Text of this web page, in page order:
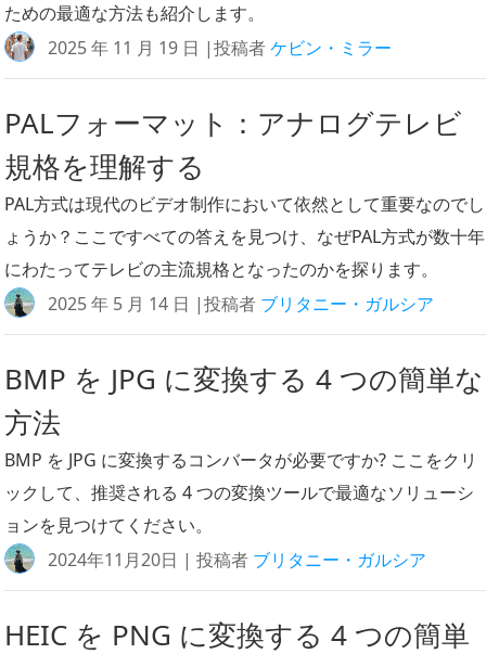
ための最適な方法も紹介します。
2025 年 11 月 19 日 |投稿者ケビン・ミラー
PALフォーマット：アナログテレビ
規格を理解する
PAL方式は現代のビデオ制作において依然として重要なのでし
ょうか？ここですべての答えを見つけ、なぜPAL方式が数十年
にわたってテレビの主流規格となったのかを探ります。
2025 年 5 月 14 日 |投稿者 ブリタニー・ガルシア
BMP を JPG に変換する 4 つの簡単な
方法
BMP を JPG に変換するコンバータが必要ですか? ここをクリ
ックして、推奨される 4 つの変換ツールで最適なソリューシ
ョンを見つけてください。
2024年11月20日 | 投稿者 ブリタニー・ガルシア
HEIC を PNG に変換する 4 つの簡単